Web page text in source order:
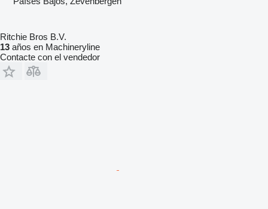
Ritchie Bros B.V.
13 años en Machineryline
Contacte con el vendedor